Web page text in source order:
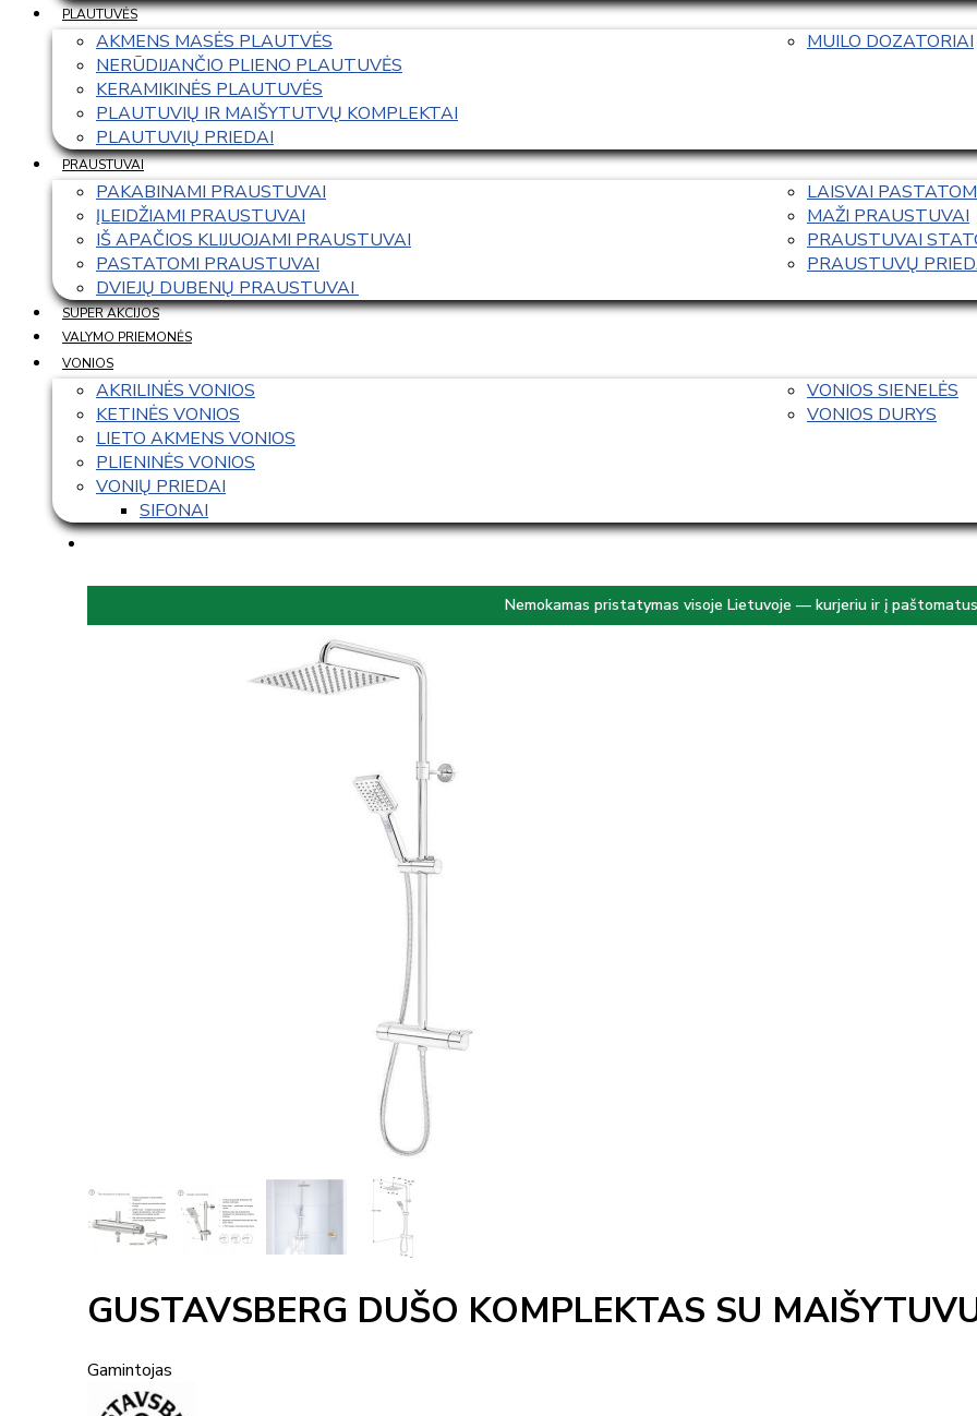
PLAUTUVĖS
AKMENS MASĖS PLAUTVĖS
NERŪDIJANČIO PLIENO PLAUTUVĖS
KERAMIKINĖS PLAUTUVĖS
PLAUTUVIŲ IR MAIŠYTUTVŲ KOMPLEKTAI
PLAUTUVIŲ PRIEDAI
MUILO DOZATORIAI
PRAUSTUVAI
PAKABINAMI PRAUSTUVAI
ĮLEIDŽIAMI PRAUSTUVAI
IŠ APAČIOS KLIJUOJAMI PRAUSTUVAI
PASTATOMI PRAUSTUVAI
DVIEJŲ DUBENŲ PRAUSTUVAI
LAISVAI
MAŽI PRAUSTUVAI
PRAUSTUVAI
PRAUSTUVŲ
SUPER AKCIJOS
VALYMO PRIEMONĖS
VONIOS
AKRILINĖS VONIOS
KETINĖS VONIOS
LIETO AKMENS VONIOS
PLIENINĖS VONIOS
VONIŲ PRIEDAI
SIFONAI
VONIOS SIENELĖS
VONIOS DURYS
Nemokamas pristatymas visoje Lietuvoje — kurjeriu ir į paštomatus
GUSTAVSBERG DUŠO KOMPLEKTAS SU
Gamintojas